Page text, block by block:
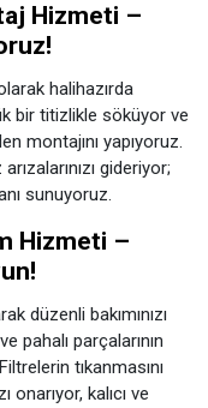
Hizmeti –
halihazırda
bir titizlikle söküyor ve
montajını yapıyoruz.
gideriyor;
sunuyoruz.
Hizmeti –
düzenli bakımınızı
pahalı parçalarının
tıkanmasını
onarıyor, kalıcı ve